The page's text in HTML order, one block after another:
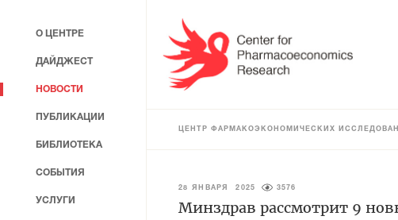
ЦЕНТР ФАРМАКОЭКОНОМИЧЕСКИХ
28 ЯНВАРЯ 2025 3576
Минздрав рассмотрит 9
О ЦЕНТРЕ
ДАЙДЖЕСТ
НОВОСТИ
ПУБЛИКАЦИИ
БИБЛИОТЕКА
СОБЫТИЯ
УСЛУГИ